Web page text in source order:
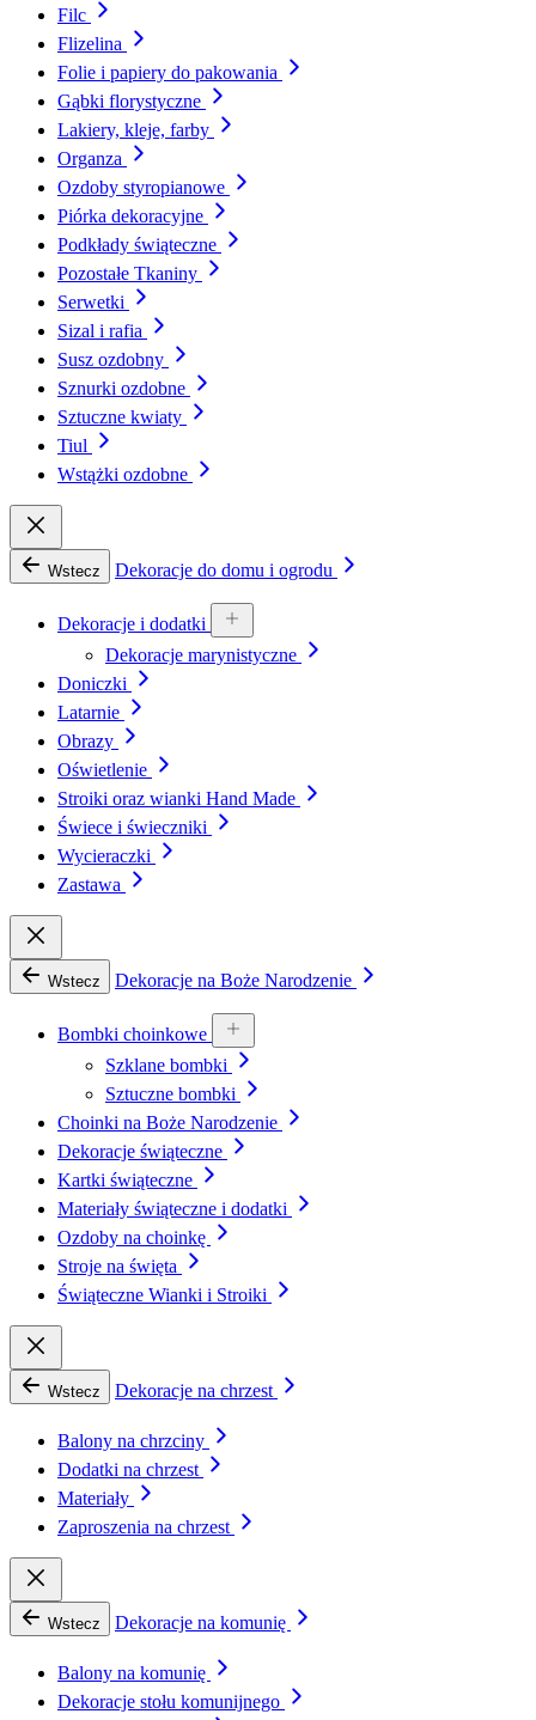
Filc
Flizelina
Folie i papiery do pakowania
Gąbki florystyczne
Lakiery, kleje, farby
Organza
Ozdoby styropianowe
Piórka dekoracyjne
Podkłady świąteczne
Pozostałe Tkaniny
Serwetki
Sizal i rafia
Susz ozdobny
Sznurki ozdobne
Sztuczne kwiaty
Tiul
Wstążki ozdobne
Wstecz Dekoracje do domu i ogrodu
Dekoracje i dodatki
Dekoracje marynistyczne
Doniczki
Latarnie
Obrazy
Oświetlenie
Stroiki oraz wianki Hand Made
Świece i świeczniki
Wycieraczki
Zastawa
Wstecz Dekoracje na Boże Narodzenie
Bombki choinkowe
Szklane bombki
Sztuczne bombki
Choinki na Boże Narodzenie
Dekoracje świąteczne
Kartki świąteczne
Materiały świąteczne i dodatki
Ozdoby na choinkę
Stroje na święta
Świąteczne Wianki i Stroiki
Wstecz Dekoracje na chrzest
Balony na chrzciny
Dodatki na chrzest
Materiały
Zaproszenia na chrzest
Wstecz Dekoracje na komunię
Balony na komunię
Dekoracje stołu komunijnego